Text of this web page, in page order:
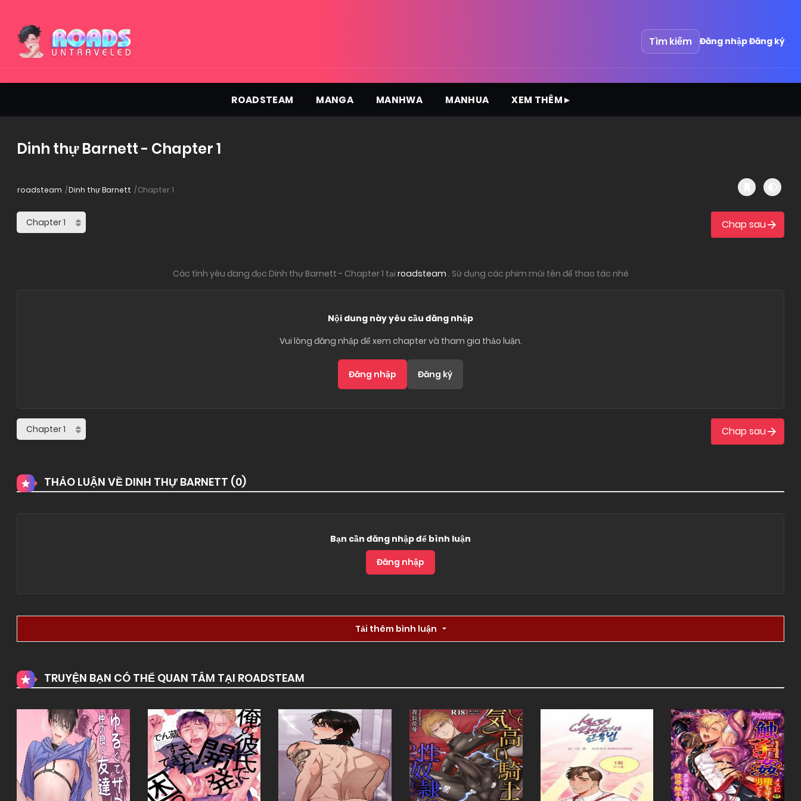
Tìm kiếm Đăng nhậpĐăng ký
ROADSTEAM MANGA MANHWA MANHUA XEM THÊM ▸
Dinh thự Barnett - Chapter 1
roadsteam Dinh thự Barnett Chapter 1
Chap sau
Các tình yêu đang đọc Dinh thự Barnett - Chapter 1 tại roadsteam . Sử dụng các phim mũi tên để thao tác nhé
Nội dung này yêu cầu đăng nhập
Vui lòng đăng nhập để xem chapter và tham gia thảo luận.
Đăng nhập Đăng ký
Chap sau
THẢO LUẬN VỀ DINH THỰ BARNETT (0)
Bạn cần đăng nhập để bình luận
Đăng nhập
Tải thêm bình luận
TRUYỆN BẠN CÓ THỂ QUAN TÂM TẠI ROADSTEAM